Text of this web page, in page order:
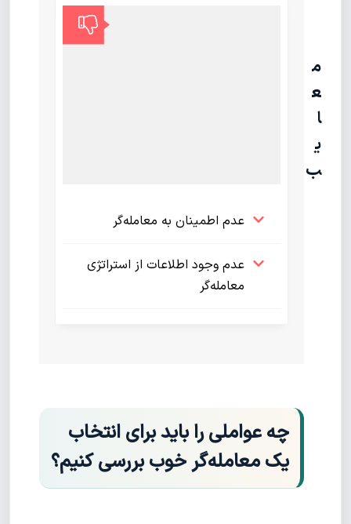
م
ع
ا
ی
ب
عدم اطمینان به معامله‌گر
عدم وجود اطلاعات از استراتژی
معامله‌گر
چه عواملی را باید برای انتخاب
یک معامله‌گر خوب بررسی کنیم؟